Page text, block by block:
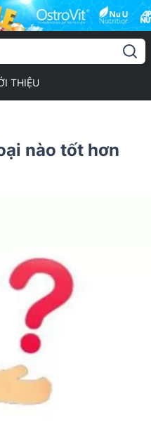
THIỆU
nào tốt hơn